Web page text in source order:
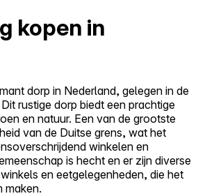
kopen in
dorp in Nederland, gelegen in de
rustige dorp biedt een prachtige
en natuur. Een van de grootste
van de Duitse grens, wat het
winkelen en
is hecht en er zijn diverse
en eetgelegenheden, die het
maken.